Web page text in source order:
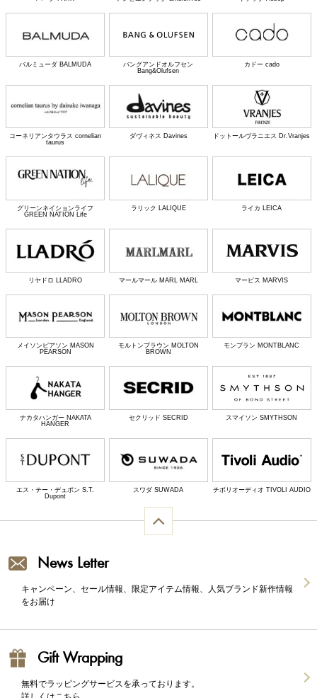
バルミューダ BALMUDA
バングアンドオルフセン
Bang&Olufsen
カドー cado
コーネリアンタウラス cornelian
taurus
ダヴィネス Davines ドットールヴラニエス Dr.Vranjes
グリーンネイションライフ
GREEN NATION Life
ラリック LALIQUE ライカ LEICA
リヤドロ LLADRO マールマール MARL MARL マービス MARVIS
メイソンピアソン MASON
PEARSON
モルトンブラウン MOLTON
BROWN
モンブラン MONTBLANC
ナカタハンガー NAKATA
HANGER
セクリッド SECRID スマイソン SMYTHSON
エス・テー・デュポン S.T.
Dupont
スワダ SUWADA チボリオーディオ TIVOLI AUDIO
News Letter
キャンペーン、セール情報、限定アイテム情報、人気ブランド新作情報
をお届け
Gift Wrapping
無料でラッピングサービスを承っております。